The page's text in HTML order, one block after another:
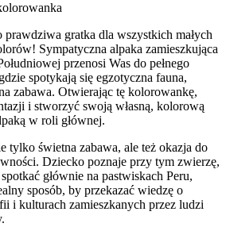
gratka dla wszystkich małych
Sympatyczna alpaka zamieszkująca
przenosi Was do pełnego
spotykają się egzotyczna fauna,
zabawa. Otwierając tę kolorowankę,
i stworzyć swoją własną, kolorową
w roli głównej.
tylko świetna zabawa, ale też okazja do
Dziecko poznaje przy tym zwierzę,
głównie na pastwiskach Peru,
sposób, by przekazać wiedzę o
i kulturach zamieszkanych przez ludzi